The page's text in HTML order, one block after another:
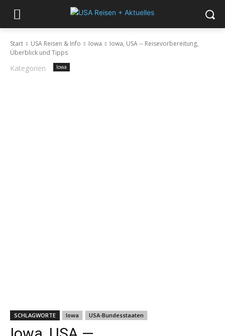
Start USA Reisen & Info Iowa
Iowa, USA -- Reisevorbereitung,
Überblick und Tipps
Kategorien Iowa
SCHLAGWORTE Iowa USA-Bundesstaaten